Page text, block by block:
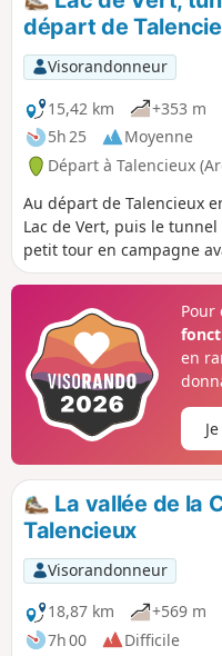
intersection. L'utilisation
donc vivement conseillée.
départ de
Visorandonneur
15,42 km
+353 m
5h 25
Moyenne
Départ à Talencieux
Au départ de Talencieux
Lac de Vert, puis le
petit tour en campagne
l'ancienne voie ferrée
Viaduc du Thorrenson .
lampe frontale ou autre
des deux tunnels.
Pour
en
La vallée de la
Talencieux
Visorandonneur
18,87 km
+569 m
7h 00
Difficile